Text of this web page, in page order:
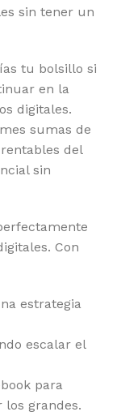
sin tener un
tu bolsillo si
en la
digitales.
sumas de
del
sin
Con
estrategia
escalar el
para
los grandes.